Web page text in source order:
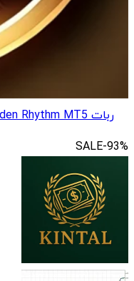
ربات Golden Rhythm MT5
SALE-93%